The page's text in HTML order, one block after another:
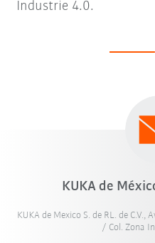
Industrie 4.0.
KUKA de
KUKA de Mexico S. de RL. de C.V.,
/ Col. Zona